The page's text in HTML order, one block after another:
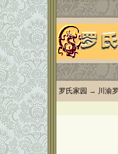
罗氏家园 → 川渝